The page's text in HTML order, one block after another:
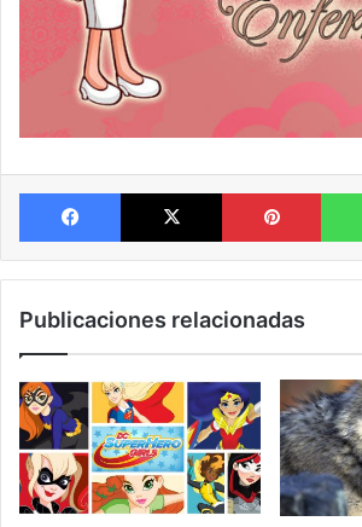
Facebook X
Publicaciones relacionadas